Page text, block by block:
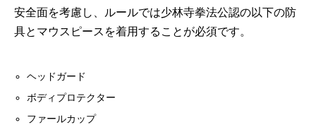
安全面を考慮し、ルールでは少林寺拳法公認の以下の防
具とマウスピースを着用することが必須です。
ヘッドガード
ボディプロテクター
ファールカップ